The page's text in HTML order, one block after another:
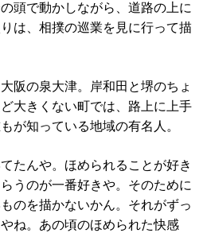
頭で動かしながら、道路の上に
は、相撲の巡業を見に行って描
阪の泉大津。岸和田と堺のちょ
大きくない町では、路上に上手
が知っている地域の有名人。
たんや。ほめられることが好き
うのが一番好きや。そのために
のを描かないかん。それがずっ
ね。あの頃のほめられた快感